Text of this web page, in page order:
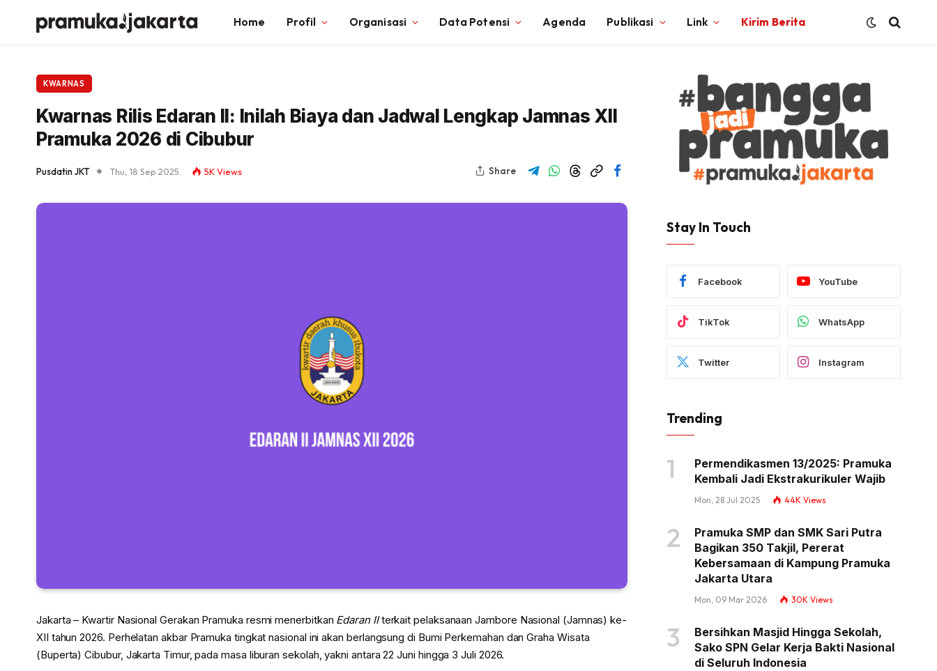
Home Profil Organisasi Data Potensi Agenda Publikasi Link Kirim Berita
KWARNAS
Kwarnas Rilis Edaran II: Inilah Biaya dan Jadwal Lengkap Jamnas XII
Pramuka 2026 di Cibubur
Pusdatin JKT Thu, 18 Sep 2025 5KViews Share
Jakarta – Kwartir Nasional Gerakan Pramuka resmi menerbitkan Edaran IIterkait pelaksanaan Jambore Nasional (Jamnas) ke-
XII tahun 2026. Perhelatan akbar Pramuka tingkat nasional ini akan berlangsung di Bumi Perkemahan dan Graha Wisata
(Buperta) Cibubur, Jakarta Timur, pada masa liburan sekolah, yakni antara 22 Juni hingga 3 Juli 2026.
Stay In Touch
Facebook YouTube
TikTok WhatsApp
Twitter Instagram
Trending
Permendikasmen 13/2025: Pramuka
Kembali Jadi Ekstrakurikuler Wajib
Mon, 28 Jul 2025 44K Views
Pramuka SMP dan SMK Sari Putra
Bagikan 350 Takjil, Pererat
Kebersamaan di Kampung Pramuka
Jakarta Utara
Mon, 09 Mar 2026 30K Views
Bersihkan Masjid Hingga Sekolah,
Sako SPN Gelar Kerja Bakti Nasional
di Seluruh Indonesia